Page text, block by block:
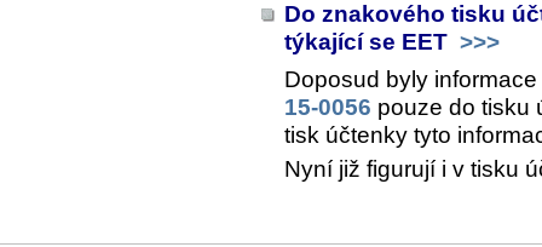
Do znakového tisku
týkající se EET >>>
Doposud byly
15-0056 pouze do tisku
tisk účtenky tyto
Nyní již figurují i v tisku